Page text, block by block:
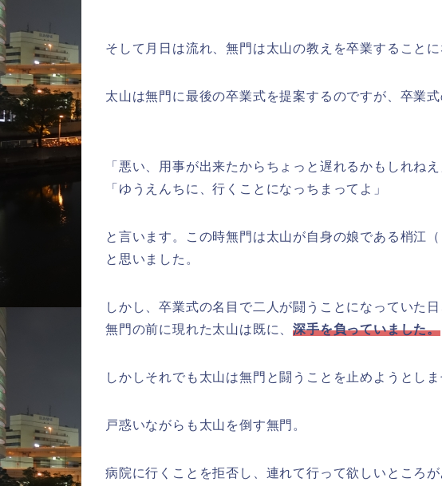
そして月日は流れ、無門は太山の教えを卒業することに
太山は無門に最後の卒業式を提案するのですが、卒業
「悪い、用事が出来たからちょっと遅れるかもしれねえ
「ゆうえんちに、行くことになっちまってよ」
と言います。この時無門は太山が自身の娘である梢江
と思いました。
しかし、卒業式の名目で二人が闘うことになっていた日
無門の前に現れた太山は既に、深手を負っていました。
しかしそれでも太山は無門と闘うことを止めようとしま
戸惑いながらも太山を倒す無門。
病院に行くことを拒否し、連れて行って欲しいところが